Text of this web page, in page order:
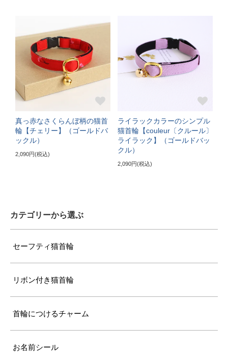
サイズの目安（3～5kgの成猫）
《特注》Lサイズ
ぴったり測った首まわり（22～24cm）
首輪サイズ（+5cm特注）
サイズの目安（5～6kgの大きめな成猫）
《特注》LLサイズ
サイズの目安（7kg超えの大型の成猫）
真っ赤なさくらんぼ柄の猫首
輪【チェリー】（ゴールドバ
ックル）
2,090円(税込)
ライラックカラーのシンプル
猫首輪【couleur〔クルール〕
ライラック】（ゴールドバッ
クル）
2,090円(税込)
カテゴリーから選ぶ
セーフティ猫首輪
リボン付き猫首輪
首輪につけるチャーム
お名前シール